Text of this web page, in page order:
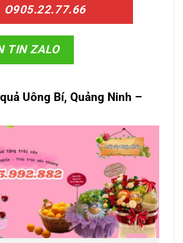
O905.22.77.66
TIN ZALO
Uông Bí, Quảng Ninh –